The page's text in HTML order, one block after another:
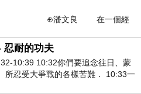
在一個經
忍耐的功夫
10:39 10:32你們要追念往日、蒙
所忍受大爭戰的各樣苦難． 10:33一
患難、成了戲景、叫眾人